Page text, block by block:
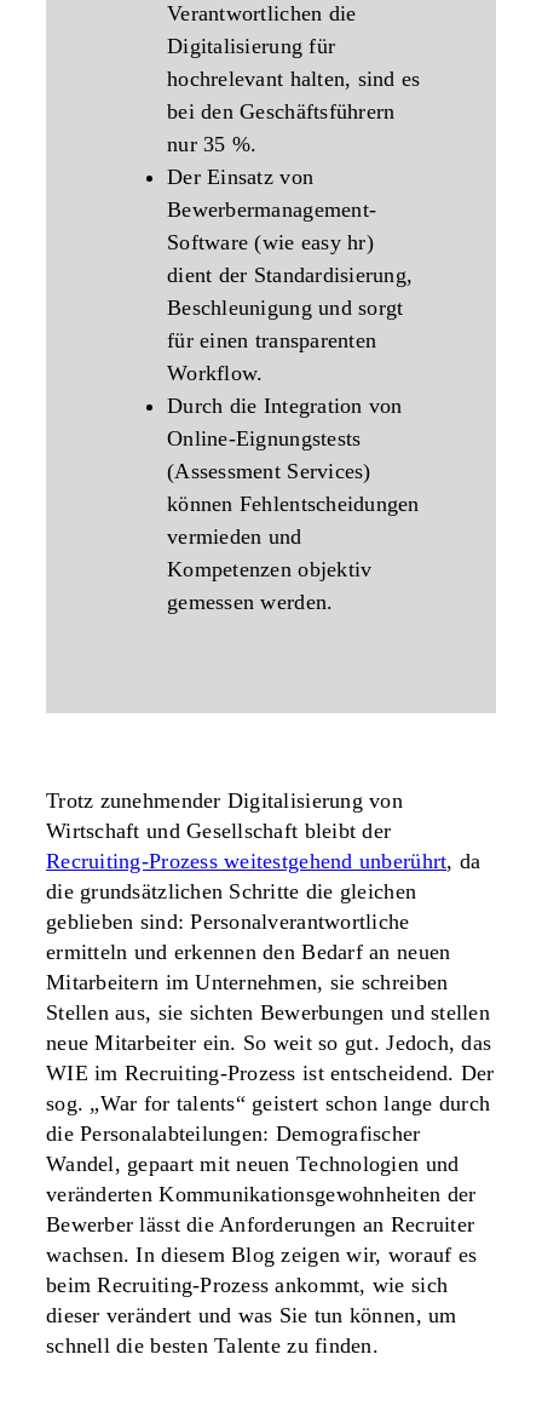
Verantwortlichen die
Digitalisierung für
hochrelevant halten, sind es
bei den Geschäftsführern
nur 35 %.
Der Einsatz von
Bewerbermanagement-
Software (wie easy hr)
dient der Standardisierung,
Beschleunigung und sorgt
für einen transparenten
Workflow.
Durch die Integration von
Online-Eignungstests
(Assessment Services)
können Fehlentscheidungen
vermieden und
Kompetenzen objektiv
gemessen werden.
Trotz zunehmender Digitalisierung von
Wirtschaft und Gesellschaft bleibt der
Recruiting-Prozess weitestgehend unberührt, da
die grundsätzlichen Schritte die gleichen
geblieben sind: Personalverantwortliche
ermitteln und erkennen den Bedarf an neuen
Mitarbeitern im Unternehmen, sie schreiben
Stellen aus, sie sichten Bewerbungen und stellen
neue Mitarbeiter ein. So weit so gut. Jedoch, das
WIE im Recruiting-Prozess ist entscheidend. Der
sog. „War for talents“ geistert schon lange durch
die Personalabteilungen: Demografischer
Wandel, gepaart mit neuen Technologien und
veränderten Kommunikationsgewohnheiten der
Bewerber lässt die Anforderungen an Recruiter
wachsen. In diesem Blog zeigen wir, worauf es
beim Recruiting-Prozess ankommt, wie sich
dieser verändert und was Sie tun können, um
schnell die besten Talente zu finden.